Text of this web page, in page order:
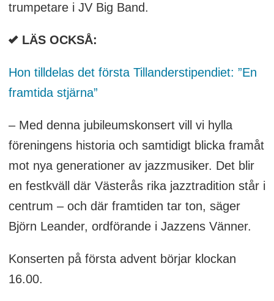
trumpetare i JV Big Band.
LÄS OCKSÅ:
Hon tilldelas det första Tillanderstipendiet: ”En
framtida stjärna”
– Med denna jubileumskonsert vill vi hylla
föreningens historia och samtidigt blicka framåt
mot nya generationer av jazzmusiker. Det blir
en festkväll där Västerås rika jazztradition står i
centrum – och där framtiden tar ton, säger
Björn Leander, ordförande i Jazzens Vänner.
Konserten på första advent börjar klockan
16.00.